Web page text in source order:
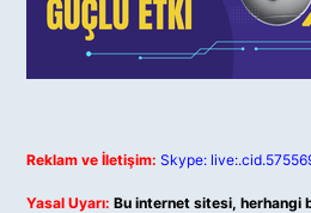
Reklam ve İletişim: Skype:
Yasal Uyarı: Bu internet sitesi, herhangi